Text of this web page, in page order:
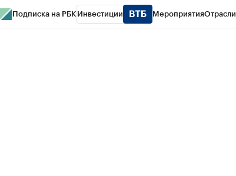
Подписка на РБК Инвестиции МероприятияОтрасли